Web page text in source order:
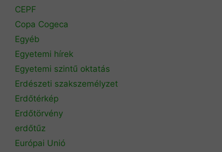
CEPF
Copa Cogeca
Egyéb
Egyetemi hírek
Egyetemi szintű oktatás
Erdészeti szakszemélyzet
Erdőtérkép
Erdőtörvény
erdőtűz
Európai Unió